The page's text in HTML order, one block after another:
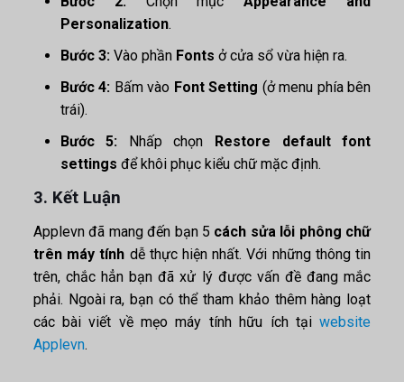
Personalization.
Bước 3: Vào phần Fonts ở cửa sổ vừa hiện ra.
Bước 4: Bấm vào Font Setting (ở menu phía bên
trái).
Bước 5: Nhấp chọn Restore default font
settings để khôi phục kiểu chữ mặc định.
3. Kết Luận
Applevn đã mang đến bạn 5 cách sửa lỗi phông chữ
trên máy tính dễ thực hiện nhất. Với những thông tin
trên, chắc hẳn bạn đã xử lý được vấn đề đang mắc
phải. Ngoài ra, bạn có thể tham khảo thêm hàng loạt
các bài viết về mẹo máy tính hữu ích tạiwebsite
Applevn.